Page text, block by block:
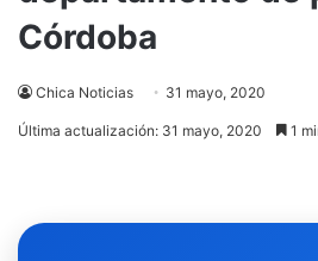
Córdoba
Chica Noticias 31 mayo, 2020
Última actualización: 31 mayo, 2020 1